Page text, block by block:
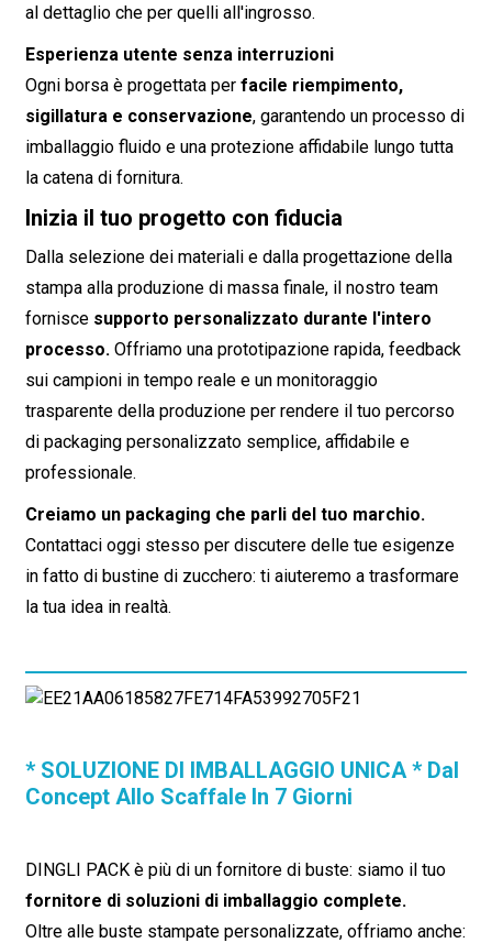
al dettaglio che per quelli all'ingrosso.
Esperienza utente senza interruzioni
Ogni borsa è progettata per facile riempimento,
sigillatura e conservazione, garantendo un processo di
imballaggio fluido e una protezione affidabile lungo tutta
la catena di fornitura.
Inizia il tuo progetto con fiducia
Dalla selezione dei materiali e dalla progettazione della
stampa alla produzione di massa finale, il nostro team
fornisce supporto personalizzato durante l'intero
processo.Offriamo una prototipazione rapida, feedback
sui campioni in tempo reale e un monitoraggio
trasparente della produzione per rendere il tuo percorso
di packaging personalizzato semplice, affidabile e
professionale.
Creiamo un packaging che parli del tuo marchio.
Contattaci oggi stesso per discutere delle tue esigenze
in fatto di bustine di zucchero: ti aiuteremo a trasformare
la tua idea in realtà.
* SOLUZIONE DI IMBALLAGGIO UNICA * Dal
Concept Allo Scaffale In 7 Giorni
DINGLI PACK è più di un fornitore di buste: siamo il tuo
fornitore di soluzioni di imballaggio complete.
Oltre alle buste stampate personalizzate, offriamo anche: